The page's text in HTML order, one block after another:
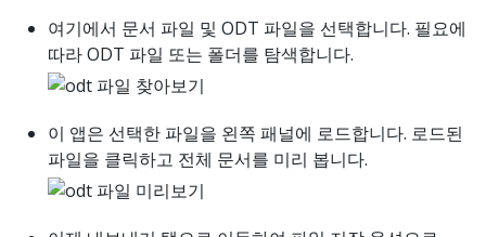
여기에서 문서 파일 및 ODT 파일을 선택합니다. 필요에
따라 ODT 파일 또는 폴더를 탐색합니다.
이 앱은 선택한 파일을 왼쪽 패널에 로드합니다. 로드된
파일을 클릭하고 전체 문서를 미리 봅니다.